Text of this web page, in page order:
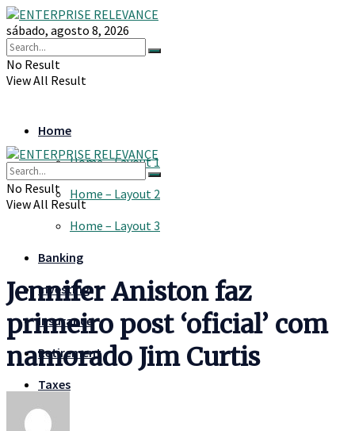
sábado, agosto 8, 2026
No Result
View All Result
Home
Home – Layout 1
Home – Layout 2
Home – Layout 3
Banking
Investing
Insurance
Retirement
Taxes
No Result
View All Result
Jennifer Aniston faz
primeiro post ‘oficial’ com
namorado Jim Curtis